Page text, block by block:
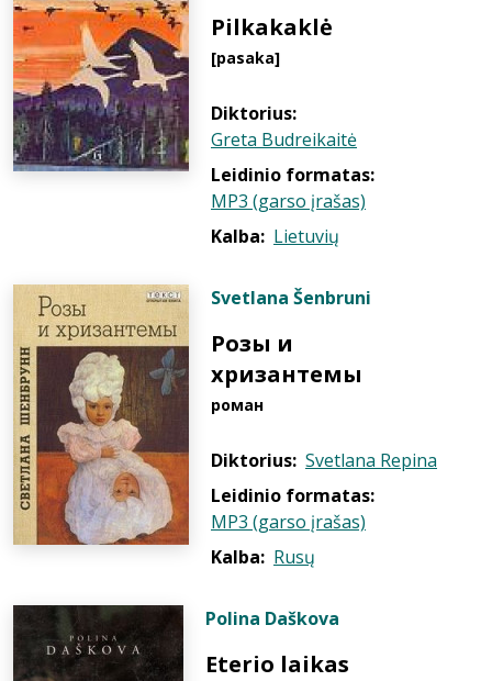
Pilkakaklė
[pasaka]
Diktorius:
Greta Budreikaitė
Leidinio formatas:
MP3 (garso įrašas)
Kalba: Lietuvių
Svetlana Šenbruni
Розы и
хризантемы
роман
Diktorius: Svetlana Repina
Leidinio formatas:
MP3 (garso įrašas)
Kalba: Rusų
Polina Daškova
Eterio laikas